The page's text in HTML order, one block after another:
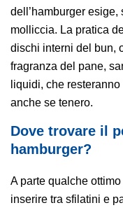
dell’hamburger
molliccia. La pratica
dischi interni del bun,
fragranza del pane,
liquidi, che
anche se tenero.
Dove trovare il
hamburger?
A parte qualche
inserire tra sfilatini e